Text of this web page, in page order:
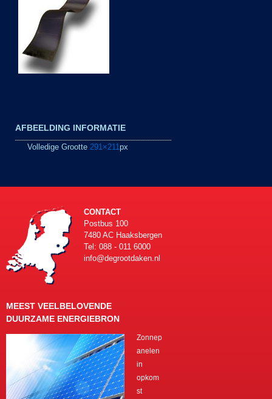
AFBEELDING INFORMATIE
Volledige Grootte 291×211px
CONTACT
Postbus 100
7480 AC Haaksbergen
Tel: 088 - 011 6000
info@degrootdaken.nl
MEEST VEELBELOVENDE
DUURZAME ENERGIEBRON
Zonnep
anelen
in
opkom
st